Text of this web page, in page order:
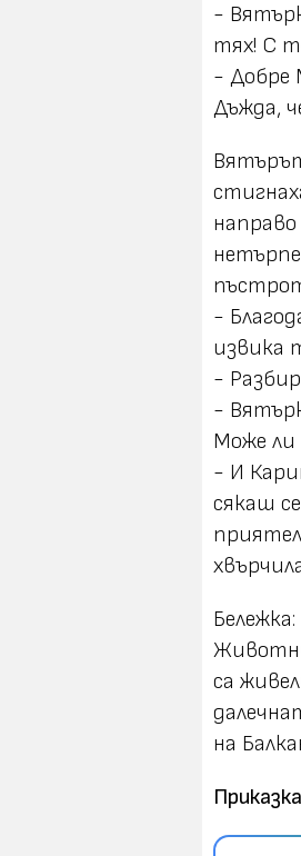
-
тях! С
- Добре
Дъжда,
-
извика
-
-
Може ли
- И
сякаш
Бележка:
са
на